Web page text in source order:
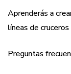
Aprenderás a
líneas de cruceros
Preguntas